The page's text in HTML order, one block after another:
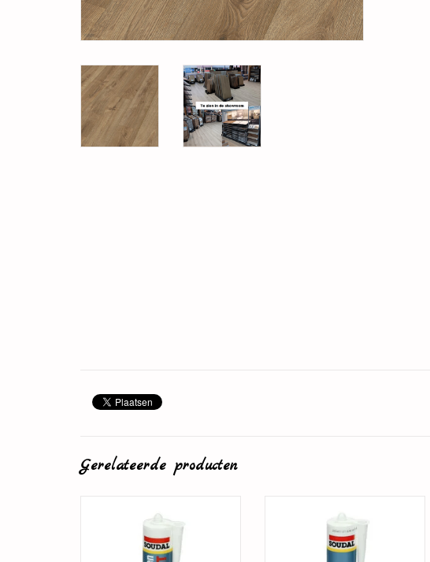
Gerelateerde producten
TOEVOEGEN AAN WINKELWAGEN TOEVOEGEN AAN WINKELWAGEN